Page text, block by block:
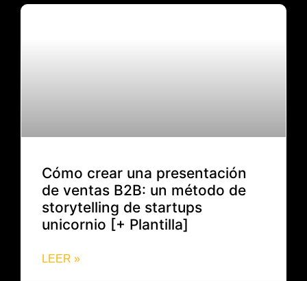
Cómo crear una presentación
de ventas B2B: un método de
storytelling de startups
unicornio [+ Plantilla]
LEER »